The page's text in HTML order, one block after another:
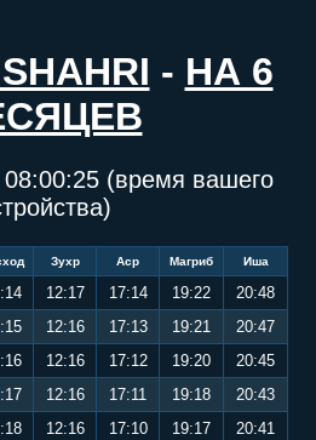
- НА 6
08:00:25(время вашего
Зухр Аср Магриб Иша
12:17 17:14 19:22
20:48
12:16 17:13 19:21
20:47
12:16 17:12 19:20
20:45
12:16 17:11 19:18
20:43
12:16 17:10 19:17
20:41